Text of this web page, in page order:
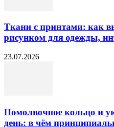
Ткани с принтами: как
рисунком для одежды,
23.07.2026
Помолвочное кольцо и
день: в чём